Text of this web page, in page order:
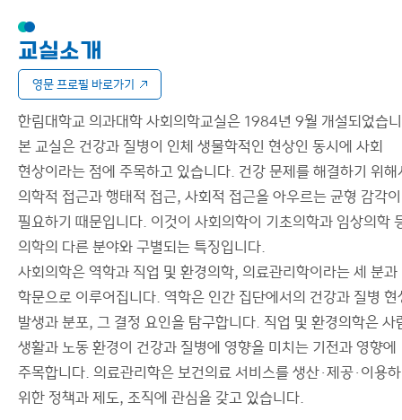
약리학교실
미생물학교실
기생충학교실
사회의학교실
의학유전학교실
의학교육학교실
교실소개
영문 프로필 바로가기
한림대학교 의과대학 사회의학교실은 1984년 9월 개설되었습
본 교실은 건강과 질병이 인체 생물학적인 현상인 동시에 사회
현상이라는 점에 주목하고 있습니다. 건강 문제를 해결하기 위해
의학적 접근과 행태적 접근, 사회적 접근을 아우르는 균형 감각이
필요하기 때문입니다. 이것이 사회의학이 기초의학과 임상의학
의학의 다른 분야와 구별되는 특징입니다.
사회의학은 역학과 직업 및 환경의학, 의료관리학이라는 세 분과
학문으로 이루어집니다. 역학은 인간 집단에서의 건강과 질병 현
발생과 분포, 그 결정 요인을 탐구합니다. 직업 및 환경의학은 사
생활과 노동 환경이 건강과 질병에 영향을 미치는 기전과 영향에
주목합니다. 의료관리학은 보건의료 서비스를 생산·제공·이용
위한 정책과 제도, 조직에 관심을 갖고 있습니다.